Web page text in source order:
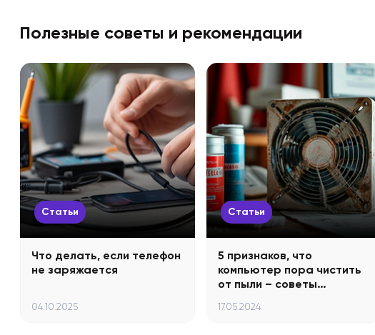
Полезные советы и рекомендации
Статьи
Что делать, если телефон
не заряжается
04.10.2025
Статьи
5 признаков, что
компьютер пора чистить
от пыли – советы…
17.05.2024